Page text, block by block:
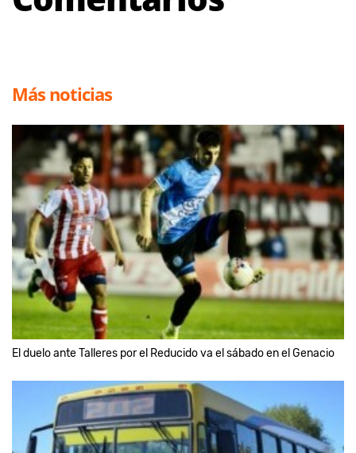
Más noticias
El duelo ante Talleres por el Reducido va el sábado en el Genacio